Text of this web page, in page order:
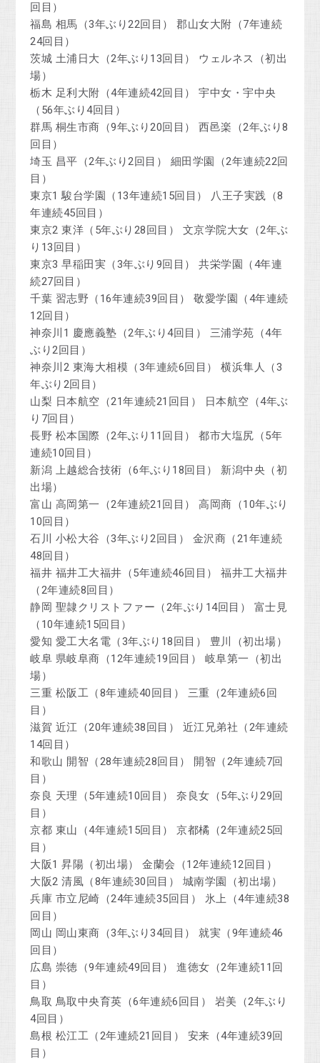
回目）
福島 相馬（3年ぶり22回目） 郡山女大附（7年連続
24回目）
茨城 土浦日大（2年ぶり13回目） ウェルネス（初出
場）
栃木 足利大附（4年連続42回目） 宇中女・宇中央
（56年ぶり4回目）
群馬 桐生市商（9年ぶり20回目） 西邑楽（2年ぶり8
回目）
埼玉 昌平（2年ぶり2回目） 細田学園（2年連続22回
目）
東京1 駿台学園（13年連続15回目） 八王子実践（8
年連続45回目）
東京2 東洋（5年ぶり28回目） 文京学院大女（2年ぶ
り13回目）
東京3 早稲田実（3年ぶり9回目） 共栄学園（4年連
続27回目）
千葉 習志野（16年連続39回目） 敬愛学園（4年連続
12回目）
神奈川1 慶應義塾（2年ぶり4回目） 三浦学苑（4年
ぶり2回目）
神奈川2 東海大相模（3年連続6回目） 横浜隼人（3
年ぶり2回目）
山梨 日本航空（21年連続21回目） 日本航空（4年ぶ
り7回目）
長野 松本国際（2年ぶり11回目） 都市大塩尻（5年
連続10回目）
新潟 上越総合技術（6年ぶり18回目） 新潟中央（初
出場）
富山 高岡第一（2年連続21回目） 高岡商（10年ぶり
10回目）
石川 小松大谷（3年ぶり2回目） 金沢商（21年連続
48回目）
福井 福井工大福井（5年連続46回目） 福井工大福井
（2年連続8回目）
静岡 聖隷クリストファー（2年ぶり14回目） 富士見
（10年連続15回目）
愛知 愛工大名電（3年ぶり18回目） 豊川（初出場）
岐阜 県岐阜商（12年連続19回目） 岐阜第一（初出
場）
三重 松阪工（8年連続40回目） 三重（2年連続6回
目）
滋賀 近江（20年連続38回目） 近江兄弟社（2年連続
14回目）
和歌山 開智（28年連続28回目） 開智（2年連続7回
目）
奈良 天理（5年連続10回目） 奈良女（5年ぶり29回
目）
京都 東山（4年連続15回目） 京都橘（2年連続25回
目）
大阪1 昇陽（初出場） 金蘭会（12年連続12回目）
大阪2 清風（8年連続30回目） 城南学園（初出場）
兵庫 市立尼崎（24年連続35回目） 氷上（4年連続38
回目）
岡山 岡山東商（3年ぶり34回目） 就実（9年連続46
回目）
広島 崇徳（9年連続49回目） 進徳女（2年連続11回
目）
鳥取 鳥取中央育英（6年連続6回目） 岩美（2年ぶり
4回目）
島根 松江工（2年連続21回目） 安来（4年連続39回
目）